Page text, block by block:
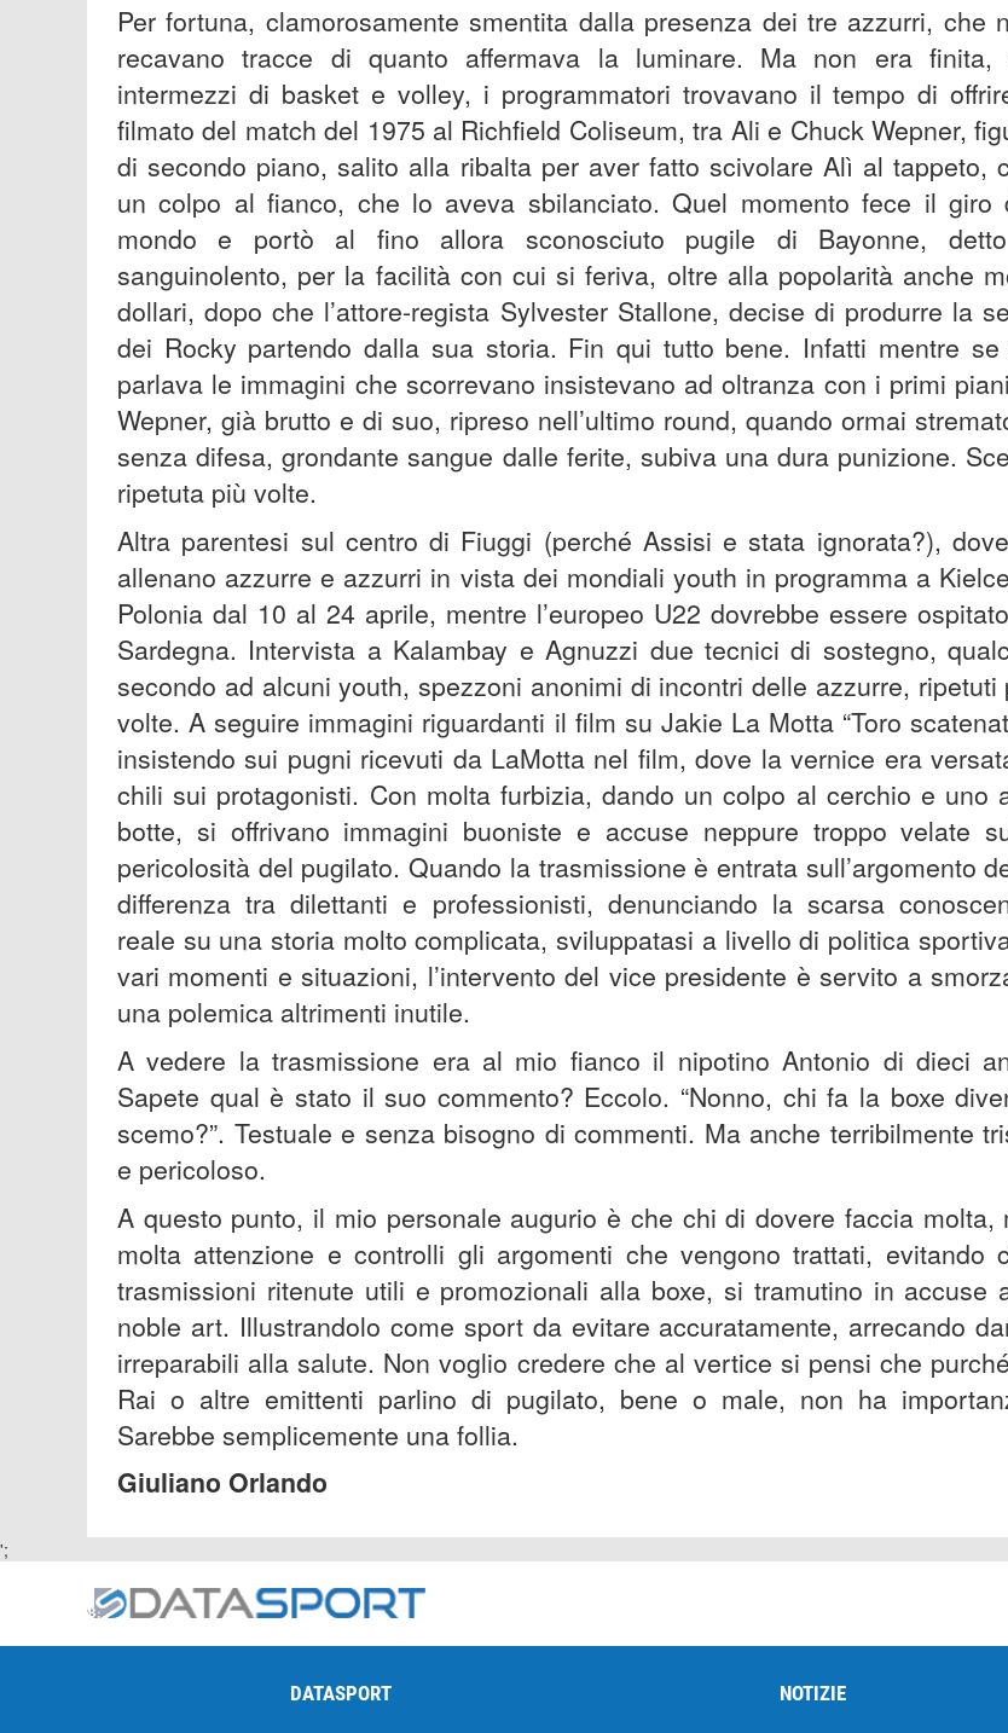
Per fortuna, clamorosamente smentita dalla presenza dei tre azzurri, che
recavano tracce di quanto affermava la luminare. Ma non era finita,
intermezzi di basket e volley, i programmatori trovavano il tempo di
filmato del match del 1975 al Richfield Coliseum, tra Ali e Chuck Wepner,
di secondo piano, salito alla ribalta per aver fatto scivolare Alì al tappeto,
un colpo al fianco, che lo aveva sbilanciato. Quel momento fece il giro
mondo e portò al fino allora sconosciuto pugile di Bayonne,
sanguinolento, per la facilità con cui si feriva, oltre alla popolarità anche
dollari, dopo che l’attore-regista Sylvester Stallone, decise di produrre la
dei Rocky partendo dalla sua storia. Fin qui tutto bene. Infatti mentre se
parlava le immagini che scorrevano insistevano ad oltranza con i primi
Wepner, già brutto e di suo, ripreso nell’ultimo round, quando ormai
senza difesa, grondante sangue dalle ferite, subiva una dura punizione.
ripetuta più volte.
Altra parentesi sul centro di Fiuggi (perché Assisi e stata ignorata?),
allenano azzurre e azzurri in vista dei mondiali youth in programma a
Polonia dal 10 al 24 aprile, mentre l’europeo U22 dovrebbe essere
Sardegna. Intervista a Kalambay e Agnuzzi due tecnici di sostegno,
secondo ad alcuni youth, spezzoni anonimi di incontri delle azzurre, ripetuti
volte. A seguire immagini riguardanti il film su Jakie La Motta “Toro
insistendo sui pugni ricevuti da LaMotta nel film, dove la vernice era
chili sui protagonisti. Con molta furbizia, dando un colpo al cerchio e uno
botte, si offrivano immagini buoniste e accuse neppure troppo velate
pericolosità del pugilato. Quando la trasmissione è entrata sull’argomento
differenza tra dilettanti e professionisti, denunciando la scarsa
reale su una storia molto complicata, sviluppatasi a livello di politica
vari momenti e situazioni, l’intervento del vice presidente è servito a
una polemica altrimenti inutile.
A vedere la trasmissione era al mio fianco il nipotino Antonio di dieci
Sapete qual è stato il suo commento? Eccolo. “Nonno, chi fa la boxe
scemo?”. Testuale e senza bisogno di commenti. Ma anche terribilmente
e pericoloso.
A questo punto, il mio personale augurio è che chi di dovere faccia molta,
molta attenzione e controlli gli argomenti che vengono trattati, evitando
trasmissioni ritenute utili e promozionali alla boxe, si tramutino in accuse
noble art. Illustrandolo come sport da evitare accuratamente, arrecando
irreparabili alla salute. Non voglio credere che al vertice si pensi che
Rai o altre emittenti parlino di pugilato, bene o male, non ha
Sarebbe semplicemente una follia.
Giuliano Orlando
';
DATASPORT NOTIZIE